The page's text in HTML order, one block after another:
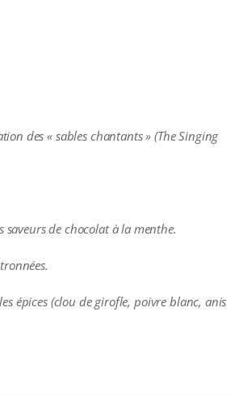
des « sables chantants » (The Singing
saveurs de chocolat à la menthe.
épices (clou de girofle, poivre blanc, anis